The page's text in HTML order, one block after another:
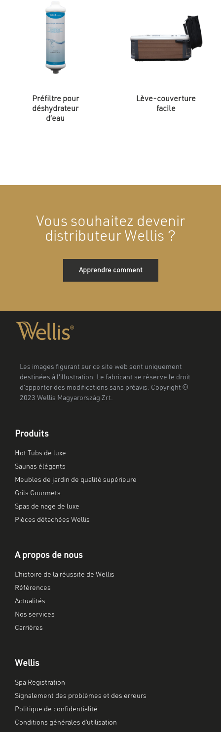
Préfiltre pour
déshydrateur
d’eau
Lève-couverture
facile
Vous souhaitez devenir
distributeur Wellis ?
Apprendre comment
Les images figurant sur ce site web sont uniquement
destinées à l'illustration. Le fabricant se réserve le droit
d'apporter des modifications sans préavis. Copyright ©
2023 Wellis Magyarország Zrt.
Produits
Hot Tubs de luxe
Saunas élégants
Meubles de jardin de qualité supérieure
Grils Gourmets
Spas de nage de luxe
Pièces détachées Wellis
A propos de nous
L’histoire de la réussite de Wellis
Références
Actualités
Nos services
Carrières
Wellis
Spa Registration
Signalement des problèmes et des erreurs
Politique de confidentialité
Conditions générales d’utilisation